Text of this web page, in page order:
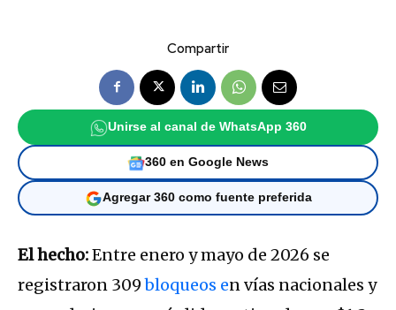
Compartir
Unirse al canal de WhatsApp 360
360 en Google News
Agregar 360 como fuente preferida
El hecho:Entre enero y mayo de 2026 se
registraron 309bloqueos en vías nacionales y